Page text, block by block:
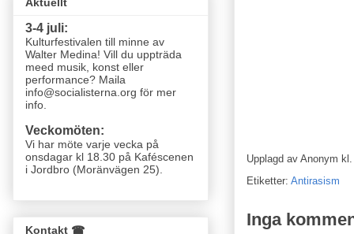
Upplagd av Anonym
Etiketter: Antirasism
Inga
3-4 juli:
Kulturfestivalen till minne av
Walter Medina! Vill du uppträda
meed musik, konst eller
performance? Maila
info@socialisterna.org för mer
info.
Veckomöten:
Vi har möte varje vecka på
onsdagar kl 18.30 på Kaféscenen
i Jordbro (Moränvägen 25)
Kontakt ☎